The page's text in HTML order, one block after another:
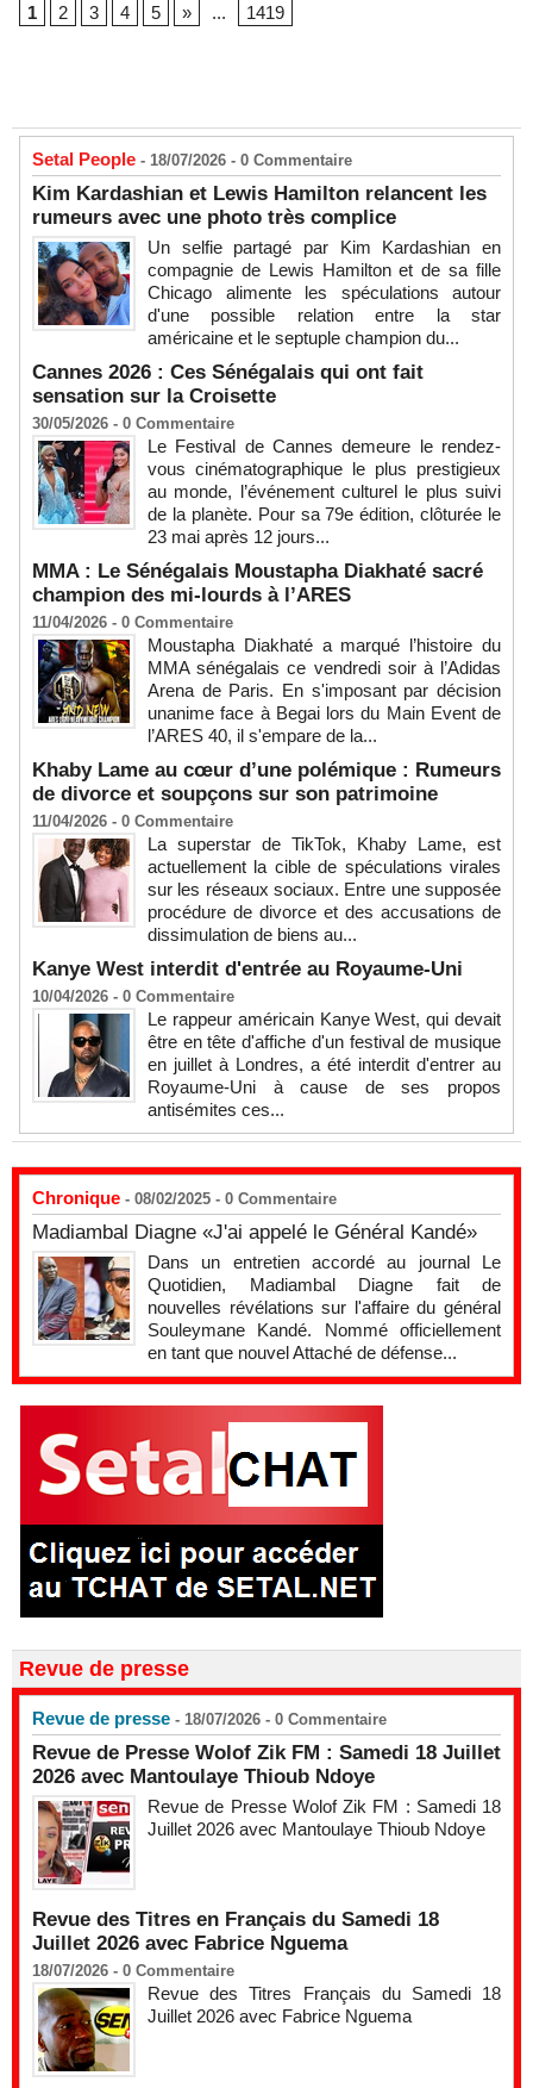
1
2 3 4 5 » ... 1419
Setal People - 18/07/2026 - 0 Commentaire
Kim Kardashian et Lewis Hamilton relancent les
rumeurs avec une photo très complice
Un selfie partagé par Kim Kardashian en
compagnie de Lewis Hamilton et de sa fille
Chicago alimente les spéculations autour
d'une possible relation entre la star
américaine et le septuple champion du...
Cannes 2026 : Ces Sénégalais qui ont fait
sensation sur la Croisette
30/05/2026 - 0 Commentaire
Le Festival de Cannes demeure le rendez-
vous cinématographique le plus prestigieux
au monde, l’événement culturel le plus suivi
de la planète. Pour sa 79e édition, clôturée le
23 mai après 12 jours...
MMA : Le Sénégalais Moustapha Diakhaté sacré
champion des mi-lourds à l’ARES
11/04/2026 - 0 Commentaire
Moustapha Diakhaté a marqué l’histoire du
MMA sénégalais ce vendredi soir à l’Adidas
Arena de Paris. En s'imposant par décision
unanime face à Begai lors du Main Event de
l’ARES 40, il s'empare de la...
Khaby Lame au cœur d’une polémique : Rumeurs
de divorce et soupçons sur son patrimoine
11/04/2026 - 0 Commentaire
La superstar de TikTok, Khaby Lame, est
actuellement la cible de spéculations virales
sur les réseaux sociaux. Entre une supposée
procédure de divorce et des accusations de
dissimulation de biens au...
Kanye West interdit d'entrée au Royaume-Uni
10/04/2026 - 0 Commentaire
Le rappeur américain Kanye West, qui devait
être en tête d'affiche d'un festival de musique
en juillet à Londres, a été interdit d'entrer au
Royaume-Uni à cause de ses propos
antisémites ces...
Chronique - 08/02/2025 - 0 Commentaire
Madiambal Diagne «J'ai appelé le Général Kandé»
Dans un entretien accordé au journal Le
Quotidien, Madiambal Diagne fait de
nouvelles révélations sur l'affaire du général
Souleymane Kandé. Nommé officiellement
en tant que nouvel Attaché de défense...
Revue de presse
Revue de presse - 18/07/2026 - 0 Commentaire
Revue de Presse Wolof Zik FM : Samedi 18 Juillet
2026 avec Mantoulaye Thioub Ndoye
Revue de Presse Wolof Zik FM : Samedi 18
Juillet 2026 avec Mantoulaye Thioub Ndoye
Revue des Titres en Français du Samedi 18
Juillet 2026 avec Fabrice Nguema
18/07/2026 - 0 Commentaire
Revue des Titres Français du Samedi 18
Juillet 2026 avec Fabrice Nguema